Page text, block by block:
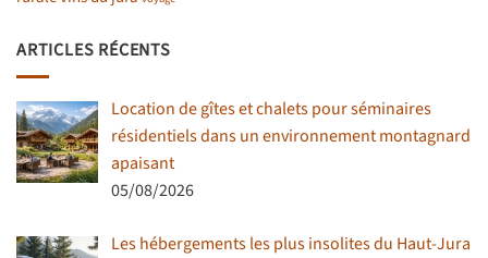
ARTICLES RÉCENTS
Location de gîtes et chalets pour séminaires
résidentiels dans un environnement montagnard
apaisant
05/08/2026
Les hébergements les plus insolites du Haut-Jura